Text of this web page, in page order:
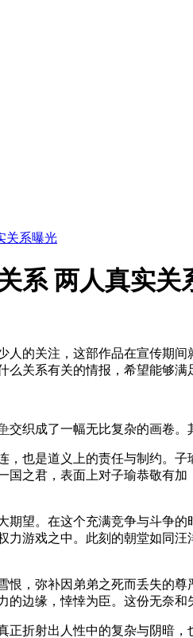
关系曝光
系 两人真实关
人的关注，这部作品在宣传期
关系有关的情报，希望能够满
交织成了一幅无比复杂的画卷。
是道义上的责任与制约。子
国之君，表面上对子瑜恭敬有加
。在这个充满竞争与斗争的
力游戏之中。此刻的朝堂如同
弥补因弟弟之死而丢失的尊
的边缘，悻悻为臣。这份无奈
射出人性中的复杂与阴暗，